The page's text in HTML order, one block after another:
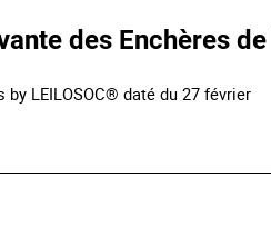
des Enchères
LEILOSOC® daté du 27 février